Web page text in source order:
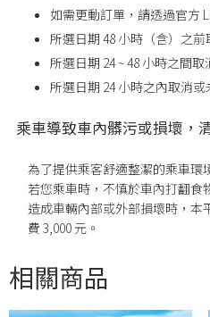
如需更動訂單，請透過官方
所選日期 48 小時（含）之
所選日期 24 ~ 48 小時之間
所選日期 24小時之內取消
乘車導致車內髒污或損壞，
為了提供乘客舒適整潔的乘車環
若您乘車時，不慎於車內打翻食
造成車輛內部或外部損壞時，本
費 3,000 元。
相關商品